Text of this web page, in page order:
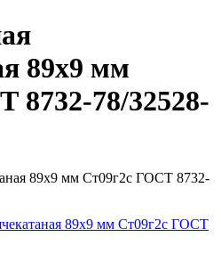
89х9 мм
8732-78/32528-